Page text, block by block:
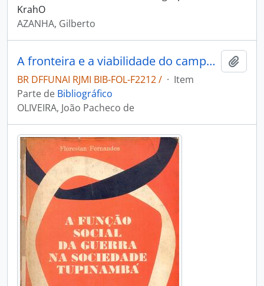
KrahO
AZANHA, Gilberto
A fronteira e a viabilidade do campesinato indígena
BR DFFUNAI RJMI BIB-FOL-F2212 / · Item
Parte de Bibliográfico
OLIVEIRA, João Pacheco de